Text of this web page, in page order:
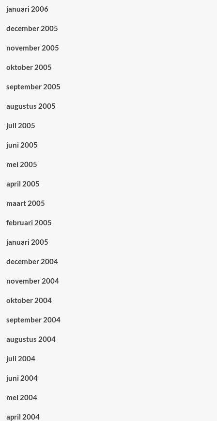
januari 2006
december 2005
november 2005
oktober 2005
september 2005
augustus 2005
juli 2005
juni 2005
mei 2005
april 2005
maart 2005
februari 2005
januari 2005
december 2004
november 2004
oktober 2004
september 2004
augustus 2004
juli 2004
juni 2004
mei 2004
april 2004